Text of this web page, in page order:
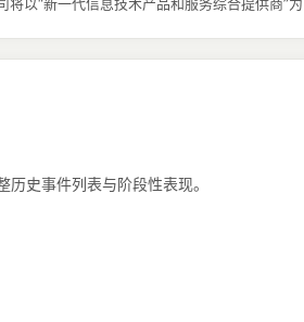
史事件列表与阶段性表现。